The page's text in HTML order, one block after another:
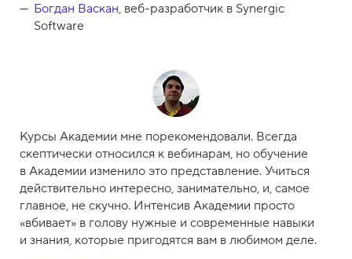
Богдан Васкан, веб-разработчик в Synergic
Software
Курсы Академии мне порекомендовали. Всегда
скептически относился к вебинарам, но обучение
в Академии изменило это представление. Учиться
действительно интересно, занимательно, и, самое
главное, не скучно. Интенсив Академии просто
«вбивает» в голову нужные и современные навыки
и знания, которые пригодятся вам в любимом деле.